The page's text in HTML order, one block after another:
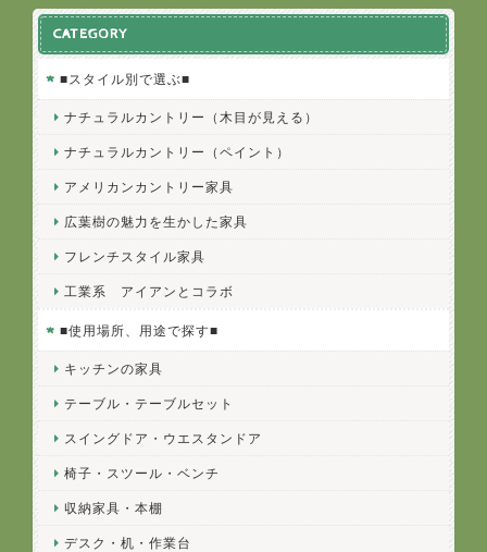
CATEGORY
■スタイル別で選ぶ■
ナチュラルカントリー（木目が見える）
ナチュラルカントリー（ペイント）
アメリカンカントリー家具
広葉樹の魅力を生かした家具
フレンチスタイル家具
工業系 アイアンとコラボ
■使用場所、用途で探す■
キッチンの家具
テーブル・テーブルセット
スイングドア・ウエスタンドア
椅子・スツール・ベンチ
収納家具・本棚
デスク・机・作業台